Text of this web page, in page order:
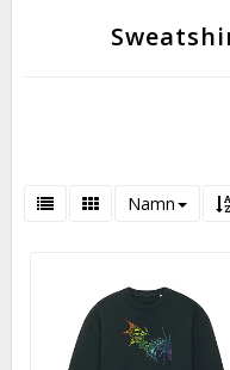
Namn